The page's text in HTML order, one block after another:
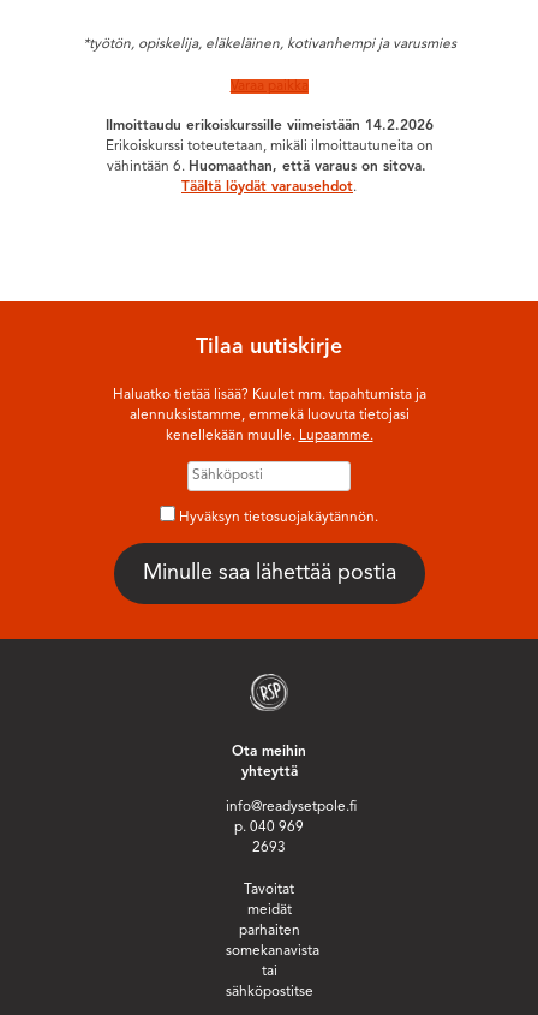
*työtön, opiskelija, eläkeläinen, kotivanhempi ja varusmies
Varaa paikka
Ilmoittaudu erikoiskurssille viimeistään 14.2.2026
Erikoiskurssi toteutetaan, mikäli ilmoittautuneita on
vähintään 6. Huomaathan, että varaus on sitova.
Täältä löydät varausehdot.
Tilaa uutiskirje
Haluatko tietää lisää? Kuulet mm. tapahtumista ja
alennuksistamme, emmekä luovuta tietojasi
kenellekään muulle. Lupaamme.
Hyväksyn tietosuojakäytännön.
Ota meihin
yhteyttä
info@readysetpole.fi
p. 040 969
2693
Tavoitat
meidät
parhaiten
somekanavista
tai
sähköpostitse